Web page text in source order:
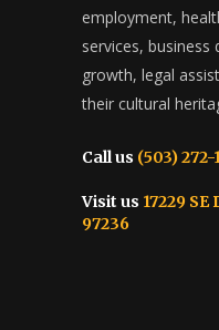
employment,
services,
growth, legal
their cultural
Call us (503) 272-
Visit us 17229
97236